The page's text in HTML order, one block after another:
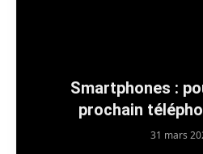
Smartphones :
prochain
ressembler à un31 mars